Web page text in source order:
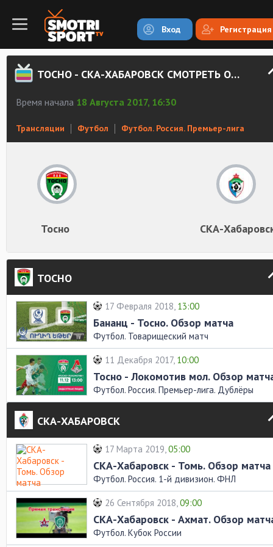
Вход Регистрация
ТОСНО - СКА-ХАБАРОВСК СМОТРЕТЬ ОНЛАЙН
Время начала 18 Августа 2017, 16:30
Трансляции Футбол Футбол. Россия. Премьер-лига
Тосно СКА-
ТОСНО
17 Февраля 2018, 13:00
Бананц - Тосно. Обзор матча
Футбол. Товарищеский матч
11 Декабря 2017, 10:00
Тосно - Локомотив мол. Обзор
Футбол. Россия. Премьер-лига. Дублёры
СКА-ХАБАРОВСК
17 Марта 2019,05:00
СКА-Хабаровск - Томь. Обзор матча
Футбол. Россия. 1-й дивизион. ФНЛ
26 Сентября 2018,09:00
СКА-Хабаровск - Ахмат. Обзор
Футбол. Кубок России